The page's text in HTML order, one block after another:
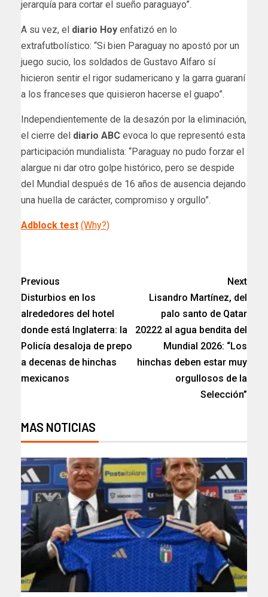
jerarquía para cortar el sueño paraguayo”.
A su vez, el diario Hoy enfatizó en lo
extrafutbolístico: “Si bien Paraguay no apostó por un
juego sucio, los soldados de Gustavo Alfaro sí
hicieron sentir el rigor sudamericano y la garra guaraní
a los franceses que quisieron hacerse el guapo”.
Independientemente de la desazón por la eliminación,
el cierre del diario ABC evoca lo que representó esta
participación mundialista: “Paraguay no pudo forzar el
alargue ni dar otro golpe histórico, pero se despide
del Mundial después de 16 años de ausencia dejando
una huella de carácter, compromiso y orgullo”.
Adblock test (Why?)
Previous
Disturbios en los
alrededores del hotel
donde está Inglaterra: la
Policía desaloja de prepo
a decenas de hinchas
mexicanos
Next
Lisandro Martínez, del
palo santo de Qatar
20222 al agua bendita del
Mundial 2026: “Los
hinchas deben estar muy
orgullosos de la
Selección”
MAS NOTICIAS